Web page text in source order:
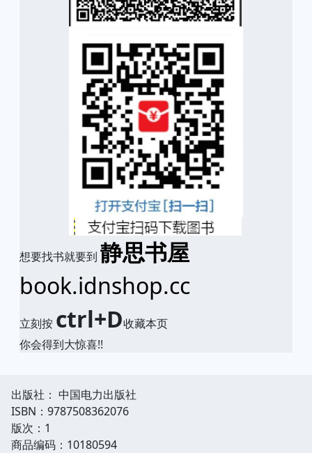
想要找书就要到 静思书屋
book.idnshop.cc
立刻按 ctrl+D收藏本页
你会得到大惊喜!!
出版社： 中国电力出版社
ISBN：9787508362076
版次：1
商品编码：10180594